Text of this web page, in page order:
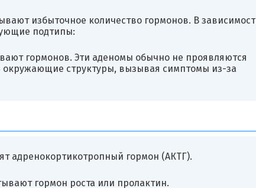
избыточное количество гормонов. В
подтипы:
гормонов. Эти аденомы обычно не проявляются
структуры, вызывая симптомы из-за
адренокортикотропный гормон (АКТГ).
гормон роста или пролактин.